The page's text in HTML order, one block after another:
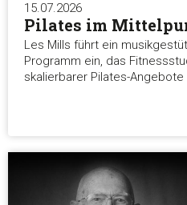
15.07.2026
Pilates im
Les Mills führt ein
Programm ein, das
skalierbarer Pilates-